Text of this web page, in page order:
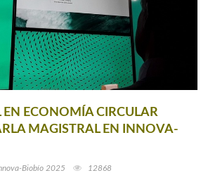
ECONOMÍA CIRCULAR
MAGISTRAL EN INNOVA-
Biobío 2025 12868